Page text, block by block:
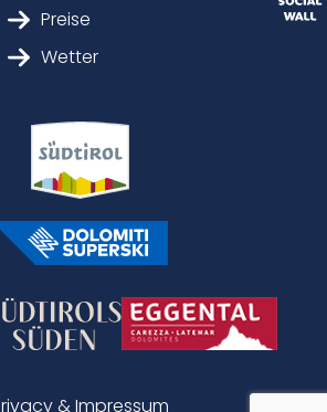
Preise
Wetter
& Impressum